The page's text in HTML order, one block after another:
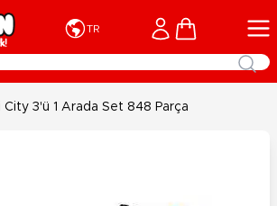
TR Cart
City 3'ü 1 Arada Set 848 Parça